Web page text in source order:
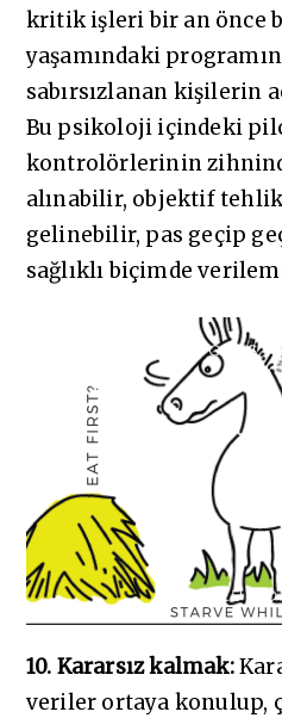
kritik işleri bir an önce
yaşamındaki
sabırsızlanan kişilerin
Bu psikoloji içindeki
kontrolörlerinin
alınabilir, objektif
gelinebilir, pas geçip
sağlıklı biçimde
10. Kararsız kalmak:
veriler ortaya konulup,